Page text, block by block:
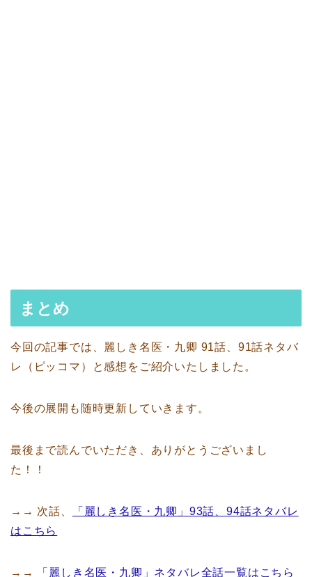
まとめ
今回の記事では、麗しき名医・九卿 91話、91話ネタバ
レ（ピッコマ）と感想をご紹介いたしました。
今後の展開も随時更新していきます。
最後まで読んでいただき、ありがとうございまし
た！！
→→ 次話、
「麗しき名医・九卿」93話、94話ネタバレ
はこちら
→→ 「麗しき名医・九卿」ネタバレ全話一覧はこちら